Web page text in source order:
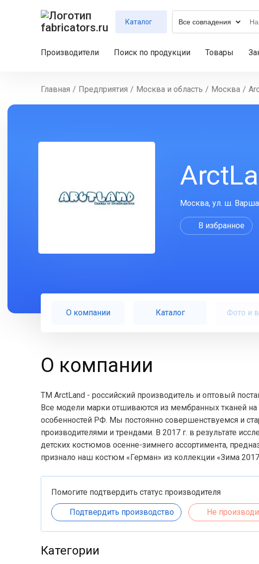
Каталог
Производители Поиск по продукции Товары
Главная / Предприятия / Москва и область / Москва /
Москва, ул. ш.
В избранное
О компании Каталог Фото и
О компании
ТМ ArctLand - российский производитель и оптовый
Все модели марки отшиваются из мембранных тканей на
особенностей РФ. Мы постоянно совершенствуемся и
производителями и трендами. В 2017 г. в результате
детских костюмов осенне-зимнего ассортимента,
признало наш костюм «Герман» из коллекции «Зима
Помогите подтвердить статус производителя
Подтвердить производство Не
Категории